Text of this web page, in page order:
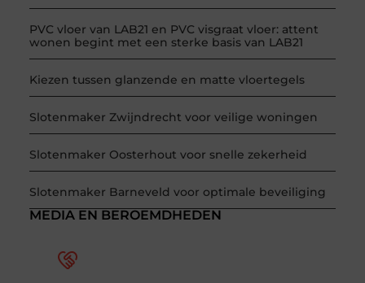
PVC vloer van LAB21 en PVC visgraat vloer: attent
wonen begint met een sterke basis van LAB21
Kiezen tussen glanzende en matte vloertegels
Slotenmaker Zwijndrecht voor veilige woningen
Slotenmaker Oosterhout voor snelle zekerheid
Slotenmaker Barneveld voor optimale beveiliging
MEDIA EN BEROEMDHEDEN